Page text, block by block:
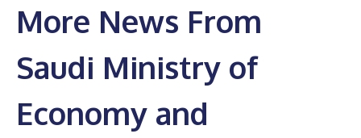
More News From
Saudi Ministry of
Economy and